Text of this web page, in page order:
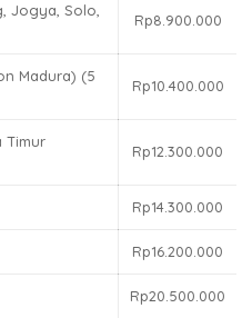
Jogya, Solo,
Rp8.900.000
Madura) (5
Rp10.400.000
Timur
Rp12.300.000
Rp14.300.000
Rp16.200.000
Rp20.500.000